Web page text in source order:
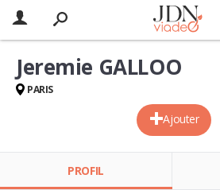
Ajouter
Jeremie GALLOO
PARIS
PROFIL